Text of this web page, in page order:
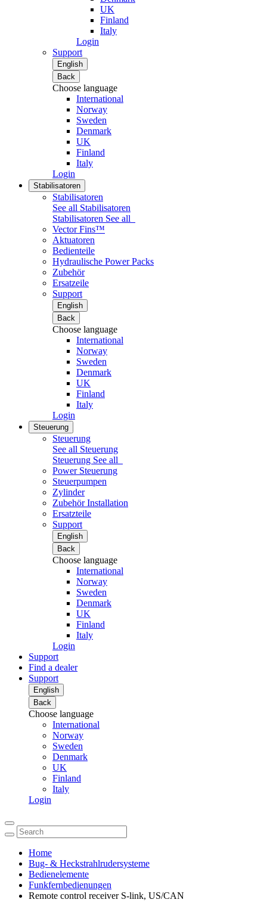
UK
Finland
Italy
Login
Support
English
Back
Choose language
International
Norway
Sweden
Denmark
UK
Finland
Italy
Login
Stabilisatoren
Stabilisatoren
See all Stabilisatoren
Stabilisatoren See all
Vector Fins™
Aktuatoren
Bedienteile
Hydraulische Power Packs
Zubehör
Ersatzeile
Support
English
Back
Choose language
International
Norway
Sweden
Denmark
UK
Finland
Italy
Login
Steuerung
Steuerung
See all Steuerung
Steuerung See all
Power Steuerung
Steuerpumpen
Zylinder
Zubehör Installation
Ersatzteile
Support
English
Back
Choose language
International
Norway
Sweden
Denmark
UK
Finland
Italy
Login
Support
Find a dealer
Support
English
Back
Choose language
International
Norway
Sweden
Denmark
UK
Finland
Italy
Login
Home
Bug- & Heckstrahlrudersysteme
Bedienelemente
Funkfernbedienungen
Remote control receiver S-link, US/CAN